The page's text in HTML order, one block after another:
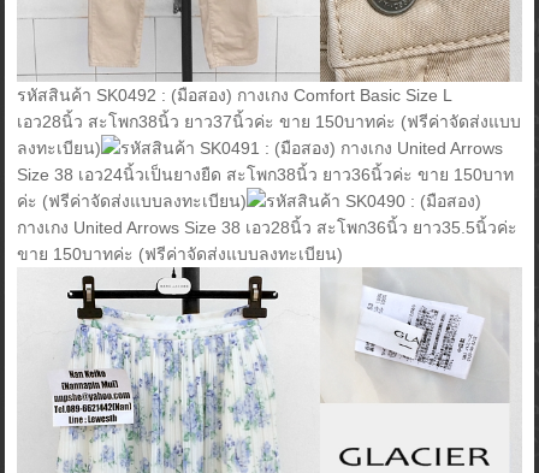
รหัสสินค้า SK0492 : (มือสอง) กางเกง Comfort Basic Size L
เอว28นิ้ว สะโพก38นิ้ว ยาว37นิ้วค่ะ ขาย 150บาทค่ะ (ฟรีค่าจัดส่งแบบ
ลงทะเบียน)
รหัสสินค้า SK0491 : (มือสอง) กางเกง United Arrows
Size 38 เอว24นิ้วเป็นยางยืด สะโพก38นิ้ว ยาว36นิ้วค่ะ ขาย 150บาท
ค่ะ (ฟรีค่าจัดส่งแบบลงทะเบียน)
รหัสสินค้า SK0490 : (มือสอง)
กางเกง United Arrows Size 38 เอว28นิ้ว สะโพก36นิ้ว ยาว35.5นิ้วค่ะ
ขาย 150บาทค่ะ (ฟรีค่าจัดส่งแบบลงทะเบียน)